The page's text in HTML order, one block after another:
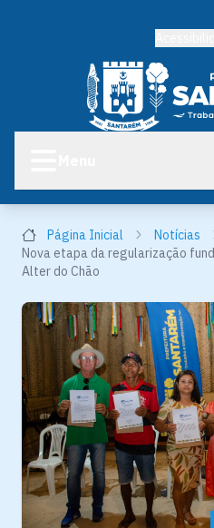
Página Inicial Notícias
Nova etapa da regularização
Alter do Chão